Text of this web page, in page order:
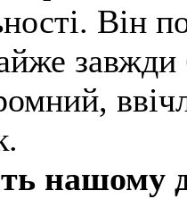
Він
нашому